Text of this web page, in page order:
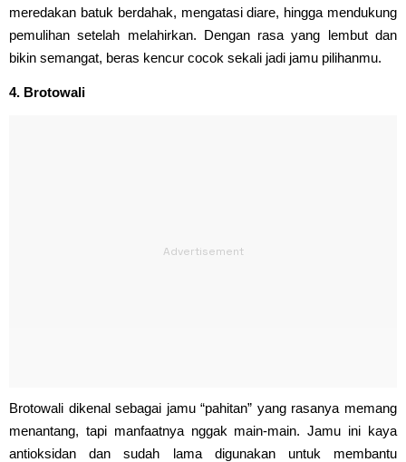
meredakan batuk berdahak, mengatasi diare, hingga mendukung
pemulihan setelah melahirkan. Dengan rasa yang lembut dan
bikin semangat, beras kencur cocok sekali jadi jamu pilihanmu.
4. Brotowali
Brotowali dikenal sebagai jamu “pahitan” yang rasanya memang
menantang, tapi manfaatnya nggak main-main. Jamu ini kaya
antioksidan dan sudah lama digunakan untuk membantu